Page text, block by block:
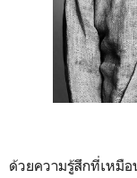
ด้วยความรู้สึกที่เหมือ